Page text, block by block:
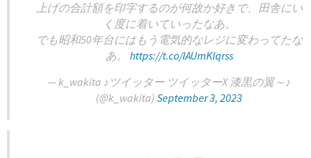
上げの合計額を印字するのが何故か好きで、田舎にい
く度に着いていったなあ。
でも昭和50年台にはもう電気的なレジに変わってたな
あ。 https://t.co/lAUmKlqrss
— k_wakita ♪ツイッター ツイッターX 漆黒の翼～♪
(@k_wakita) September 3, 2023